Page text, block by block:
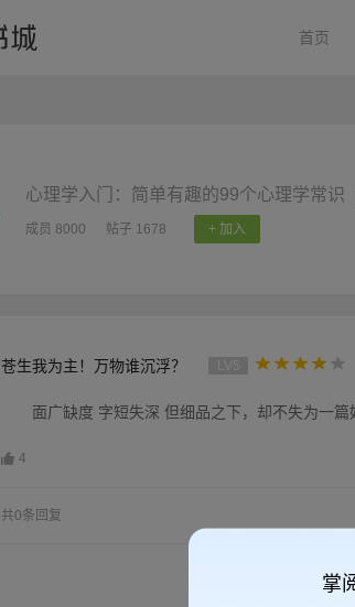
首页
心理学入门：简单有趣的99个心理学常识
成员 8000 帖子 1678
+ 加入
苍生我为主！万物谁沉浮？
面广缺度 字短失深 但细品之下，却不失为一篇
4
共0条回复
掌